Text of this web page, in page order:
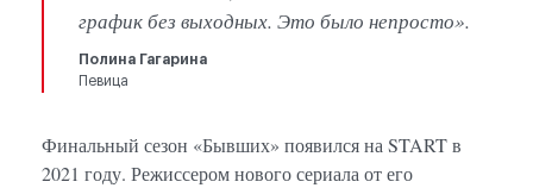
график без выходных. Это было непросто».
Полина Гагарина
Певица
Финальный сезон «Бывших» появился на START в
2021 году. Режиссером нового сериала от его